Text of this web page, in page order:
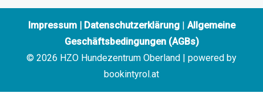
Impressum| Datenschutzerklärung| Allgemeine
Geschäftsbedingungen (AGBs)
© 2026 HZO Hundezentrum Oberland | powered by
bookintyrol.at